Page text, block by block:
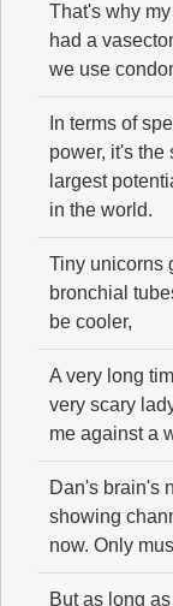
That's why
had a
we use
In terms of
power, it's the
largest
in the world.
Tiny unicorns
bronchial
be cooler,
A very long
very scary
me against a
Dan's brain's
showing
now. Only
But as long